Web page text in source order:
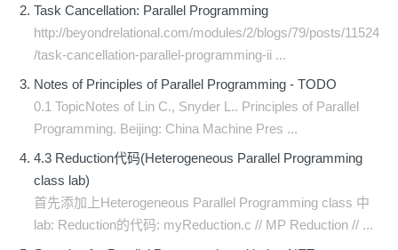
Task Cancellation: Parallel Programming
http://beyondrelational.com/modules/2/blogs/79/posts/11524
/task-cancellation-parallel-programming-ii ...
Notes of Principles of Parallel Programming - TODO
0.1 TopicNotes of Lin C., Snyder L.. Principles of Parallel
Programming. Beijing: China Machine Pres ...
4.3 Reduction代码(Heterogeneous Parallel Programming
class lab)
首先添加上Heterogeneous Parallel Programming class 中
lab: Reduction的代码: myReduction.c // MP Reduction // ...